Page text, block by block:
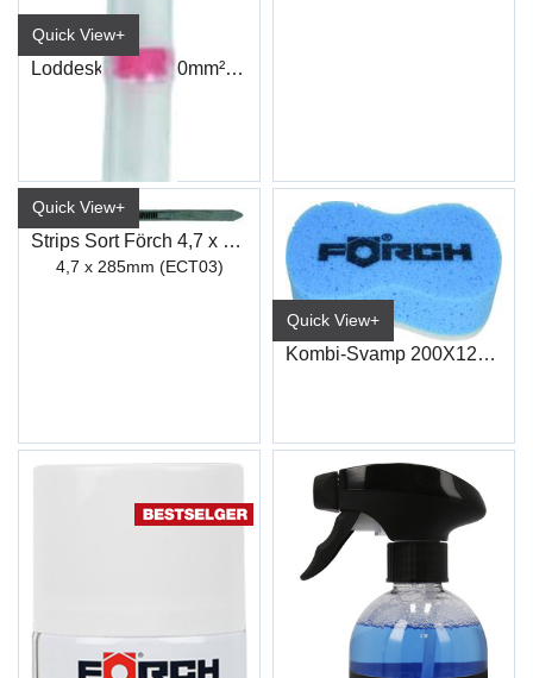
Quick View+
Loddeskjøt 0,5-1,0mm² Rød
Quick View+
Strips Sort Förch 4,7 x 285mm
4,7 x 285mm (ECT03)
Quick View+
Kombi-Svamp 200X120X65Mm